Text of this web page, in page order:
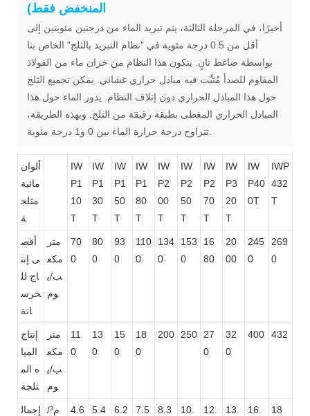
المنخفض فقط)
أخيرًا، في المرحلة الثالثة، يتم تبريد الماء من درجتين مئويتين إلى
أقل من 0.5 درجة مئوية في "نظام التبريد بالثلج" الخاص بنا
بواسطة ضاغط ثانٍ. يتكون هذا النظام من خزان ماء من الفولاذ
المقاوم للصدأ مُثبَّت فيه مبادل حراري غشائي. يمكن تجميع الثلج
حول هذا المبادل الحراري دون إتلاف النظام. يدور الماء حول هذا
المبادل الحراري المغطى بطبقة رقيقة من الثلج. وبهذه الطريقة،
ألوان
مائية
مثلج
ة
IW
P1
10
T
IW
P1
30
T
IW
P1
50
T
IW
P1
80
T
IW
P2
00
T
IW
P2
50
T
IW
P2
70
T
IW
P3
20
T
IW
P40
0T
IWP
432
T
أقص
ى إنت
اج لل
خرس
انة
متر
مكع
ب/ي
وم
70
0
80
0
93
0
110
0
134
0
153
0
16
80
20
00
245
0
269
0
إنتاج
الميا
ه الم
ثلجة
متر
مكع
ب/ي
وم
11
0
13
0
15
0
18
0
200 250
27
0
32
0
400 432
إجمال
م³/
4.6 5.4
6.2
7.5 8.3
10.
12.
13.
16.
18